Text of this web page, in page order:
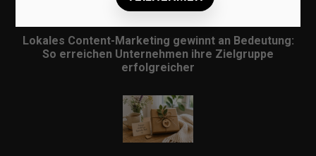
Lokales Content-Marketing gewinnt an Bedeutung:
So erreichen Unternehmen ihre Zielgruppe
erfolgreicher